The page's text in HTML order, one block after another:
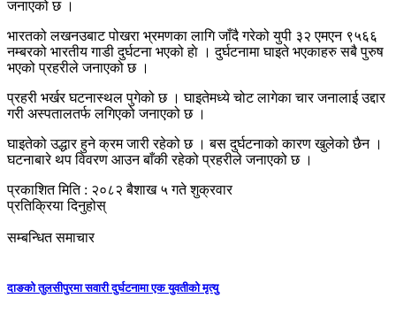
जनाएको छ ।
भारतको लखनउबाट पोखरा भ्रमणका लागि जाँदै गरेको युपी ३२ एमएन ९५६६
नम्बरको भारतीय गाडी दुर्घटना भएको हाे । दुर्घटनामा घाइते भएकाहरु सबै पुरुष
भएको प्रहरीले जनाएको छ ।
प्रहरी भर्खर घटनास्थल पुगेको छ । घाइतेमध्ये चोट लागेका चार जनालाई उद्दार
गरी अस्पतालतर्फ लगिएको जनाएको छ ।
घाइतेको उद्धार हुने क्रम जारी रहेको छ । बस दुर्घटनाको कारण खुलेको छैन ।
घटनाबारे थप विवरण आउन बाँकी रहेको प्रहरीले जनाएको छ ।
प्रकाशित मिति : २०८२ बैशाख ५ गते शुक्रवार
प्रतिक्रिया दिनुहोस्
सम्बन्धित समाचार
दाङको तुलसीपुरमा सवारी दुर्घटनामा एक युवतीको मृत्यु